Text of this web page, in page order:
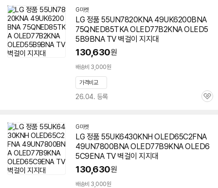
G마켓
LG 정품 55UN7820KNA 49UK6200BNA
75QNED85TKA OLED77B2KNA OLED5
5B9BNA TV 벽걸이 지지대
130,630원
배송비 3,000원
가격비교
26.04. 등록
관
G마켓
LG 정품 55UK6430KNH OLED65C2FNA
49UN7800BNA OLED77B9KNA OLED6
5C9ENA TV 벽걸이 지지대
130,630원
배송비 3,000원